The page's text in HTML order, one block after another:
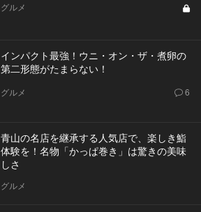
グルメ
インパクト最強！ウニ・オン・ザ・煮卵の
第二形態がたまらない！
グルメ 6
青山の名店を継承する人気店で、楽しき鮨
体験を！名物「かっぱ巻き」は驚きの美味
しさ
グルメ